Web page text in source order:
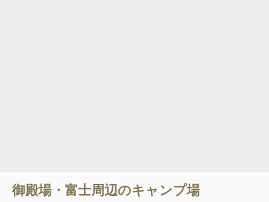
御殿場・富士周辺のキャンプ場